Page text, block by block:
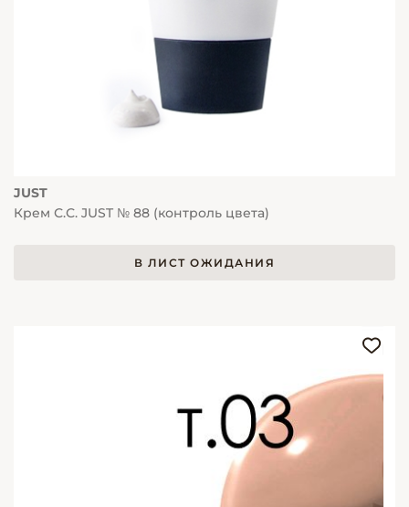
JUST
Крем С.С. JUST № 88 (контроль цвета)
В ЛИСТ ОЖИДАНИЯ